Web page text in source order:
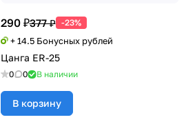
290 ₽377 ₽ -23%
+ 14.5 Бонусных рублей
Цанга ER-25
0 0 В наличии
В корзину